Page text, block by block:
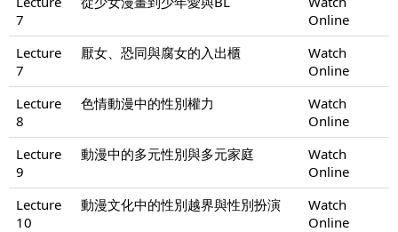
7
Online
Lecture
7
厭女、恐同與腐女的入出櫃
Watch
Online
Lecture
8
色情動漫中的性別權力
Watch
Online
Lecture
9
動漫中的多元性別與多元家庭
Watch
Online
Lecture
10
動漫文化中的性別越界與性別扮演
Watch
Online